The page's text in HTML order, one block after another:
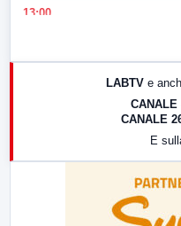
13:00
LABTV e
CANALE
CANALE
E